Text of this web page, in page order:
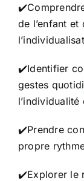
de l’enfant
✔️Identifier
gestes
✔️Prendre
propre
✔️Explorer le